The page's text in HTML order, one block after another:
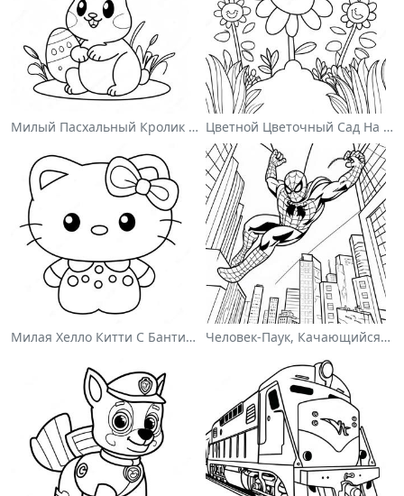
Милый Пасхальный Кролик На Раскраске Цветной Цветочный Сад На Раскраске
Милая Хелло Китти С Бантиком - Раскраска Человек-Паук, Качающийся По Городу - Раскраска